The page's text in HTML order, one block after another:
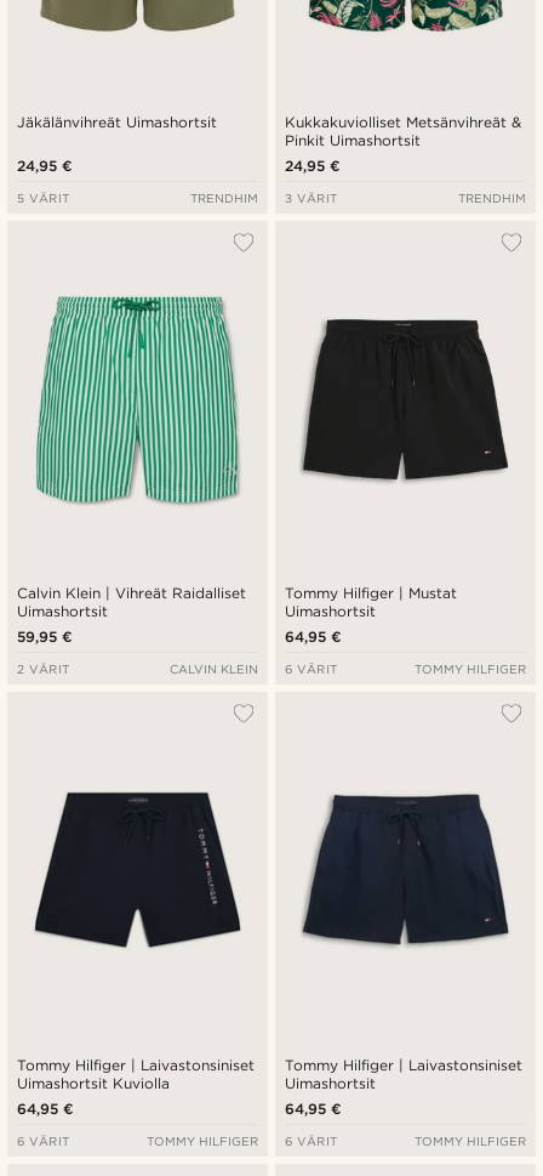
Jäkälänvihreät Uimashortsit
24,95 €
5 VÄRIT TRENDHIM
Kukkakuviolliset Metsänvihreät &
Pinkit Uimashortsit
24,95 €
3 VÄRIT TRENDHIM
Calvin Klein | Vihreät Raidalliset
Uimashortsit
59,95 €
2 VÄRIT CALVIN KLEIN
Tommy Hilfiger | Mustat
Uimashortsit
64,95 €
6 VÄRIT TOMMY HILFIGER
Tommy Hilfiger | Laivastonsiniset
Uimashortsit Kuviolla
64,95 €
6 VÄRIT TOMMY HILFIGER
Tommy Hilfiger | Laivastonsiniset
Uimashortsit
64,95 €
6 VÄRIT TOMMY HILFIGER